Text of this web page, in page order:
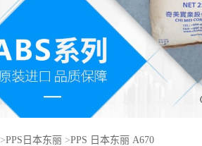
>PPS日本东丽 >PPS 日本东丽 A670